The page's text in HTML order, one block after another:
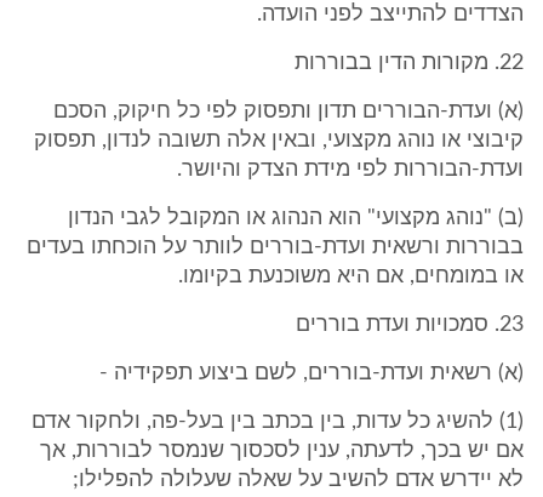
הצדדים להתייצב לפני הועדה.
22. מקורות הדין בבוררות
(א) ועדת-הבוררים תדון ותפסוק לפי כל חיקוק, הסכם
קיבוצי או נוהג מקצועי, ובאין אלה תשובה לנדון, תפסוק
ועדת-הבוררות לפי מידת הצדק והיושר.
(ב) "נוהג מקצועי" הוא הנהוג או המקובל לגבי הנדון
בבוררות ורשאית ועדת-בוררים לוותר על הוכחתו בעדים
או במומחים, אם היא משוכנעת בקיומו.
23. סמכויות ועדת בוררים
(א) רשאית ועדת-בוררים, לשם ביצוע תפקידיה -
(1) להשיג כל עדות, בין בכתב בין בעל-פה, ולחקור אדם
אם יש בכך, לדעתה, ענין לסכסוך שנמסר לבוררות, אך
לא יידרש אדם להשיב על שאלה שעלולה להפלילו;